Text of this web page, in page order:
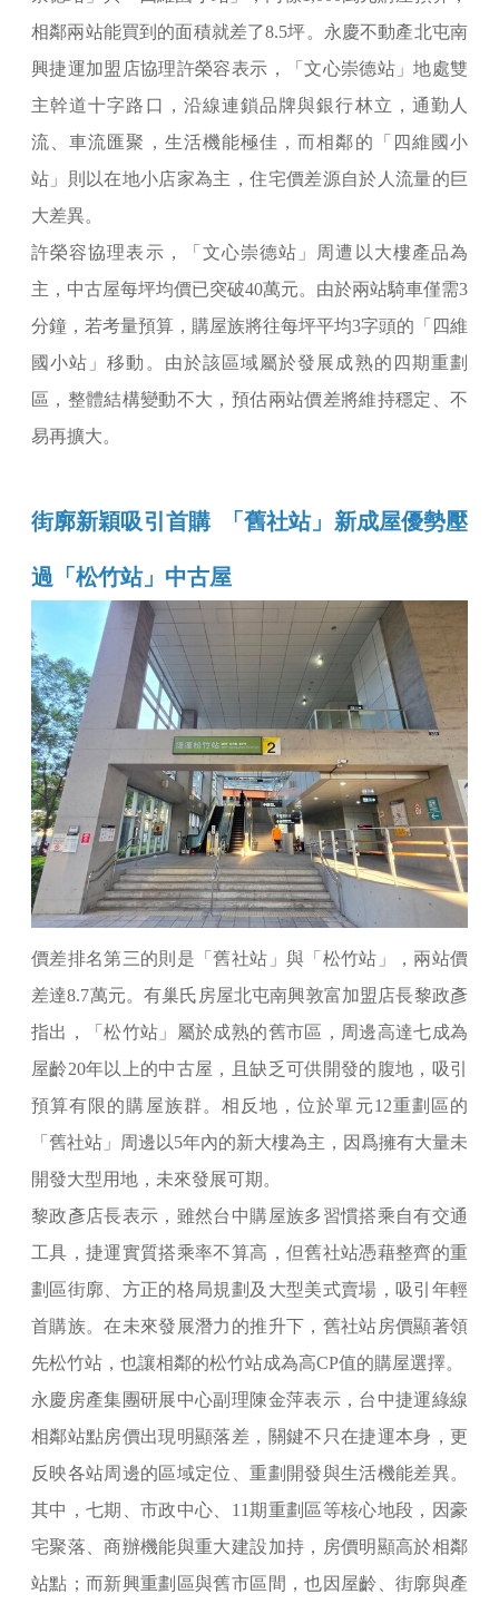
相鄰兩站能買到的面積就差了8.5坪。永慶不動產北屯南
興捷運加盟店協理許榮容表示，「文心崇德站」地處雙
主幹道十字路口，沿線連鎖品牌與銀行林立，通勤人
流、車流匯聚，生活機能極佳，而相鄰的「四維國小
站」則以在地小店家為主，住宅價差源自於人流量的巨
大差異。
許榮容協理表示，「文心崇德站」周遭以大樓產品為
主，中古屋每坪均價已突破40萬元。由於兩站騎車僅需3
分鐘，若考量預算，購屋族將往每坪平均3字頭的「四維
國小站」移動。由於該區域屬於發展成熟的四期重劃
區，整體結構變動不大，預估兩站價差將維持穩定、不
易再擴大。
街廓新穎吸引首購 「舊社站」新成屋優勢壓
過「松竹站」中古屋
價差排名第三的則是「舊社站」與「松竹站」，兩站價
差達8.7萬元。有巢氏房屋北屯南興敦富加盟店長黎政彥
指出，「松竹站」屬於成熟的舊市區，周邊高達七成為
屋齡20年以上的中古屋，且缺乏可供開發的腹地，吸引
預算有限的購屋族群。相反地，位於單元12重劃區的
「舊社站」周邊以5年內的新大樓為主，因爲擁有大量未
開發大型用地，未來發展可期。
黎政彥店長表示，雖然台中購屋族多習慣搭乘自有交通
工具，捷運實質搭乘率不算高，但舊社站憑藉整齊的重
劃區街廓、方正的格局規劃及大型美式賣場，吸引年輕
首購族。在未來發展潛力的推升下，舊社站房價顯著領
先松竹站，也讓相鄰的松竹站成為高CP值的購屋選擇。
永慶房產集團研展中心副理陳金萍表示，台中捷運綠線
相鄰站點房價出現明顯落差，關鍵不只在捷運本身，更
反映各站周邊的區域定位、重劃開發與生活機能差異。
其中，七期、市政中心、11期重劃區等核心地段，因豪
宅聚落、商辦機能與重大建設加持，房價明顯高於相鄰
站點；而新興重劃區與舊市區間，也因屋齡、街廓與產